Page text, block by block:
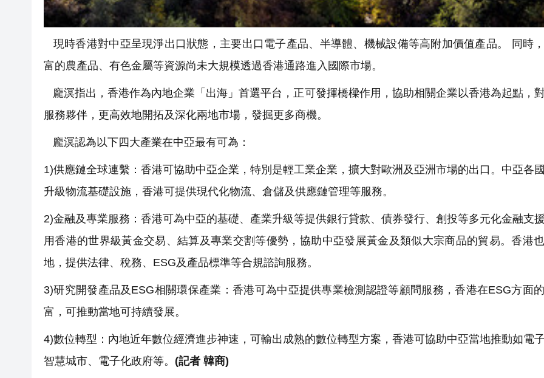
現時香港對中亞呈現淨出口狀態，主要出口電子產品、半導體、機械設備等高附加價值產品。 同時
富的農產品、有色金屬等資源尚未大規模透過香港通路進入國際市場。
龐溟指出，香港作為內地企業「出海」首選平台，正可發揮橋樑作用，協助相關企業以香港為起點，
服務夥伴，更高效地開拓及深化兩地市場，發掘更多商機。
龐溟認為以下四大產業在中亞最有可為：
1)供應鏈全球連繫：香港可協助中亞企業，特別是輕工業企業，擴大對歐洲及亞洲市場的出口。中亞各
升級物流基礎設施，香港可提供現代化物流、倉儲及供應鏈管理等服務。
2)金融及專業服務：香港可為中亞的基礎、產業升級等提供銀行貸款、債券發行、創投等多元化金融支
用香港的世界級黃金交易、結算及專業交割等優勢，協助中亞發展黃金及類似大宗商品的貿易。香港
地，提供法律、稅務、ESG及產品標準等合規諮詢服務。
3)研究開發產品及ESG相關環保產業：香港可為中亞提供專業檢測認證等顧問服務，香港在ESG方面
富，可推動當地可持續發展。
4)數位轉型：內地近年數位經濟進步神速，可輸出成熟的數位轉型方案，香港可協助中亞當地推動如電
智慧城市、電子化政府等。 (記者 韓商)